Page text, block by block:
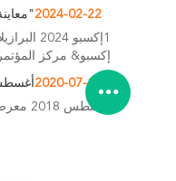
2024-02-22 "معاينة
إكسبو& مركز
2020-07-17
أغسطس 2018 معرض قوانغتشو الدولي لقطع غيار ماكينات البناء